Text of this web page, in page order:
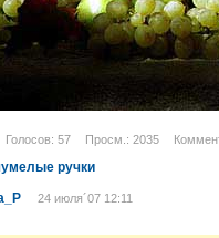
Голосов: 57 Просм.: 2035
ручки
24 июля´07 12:11